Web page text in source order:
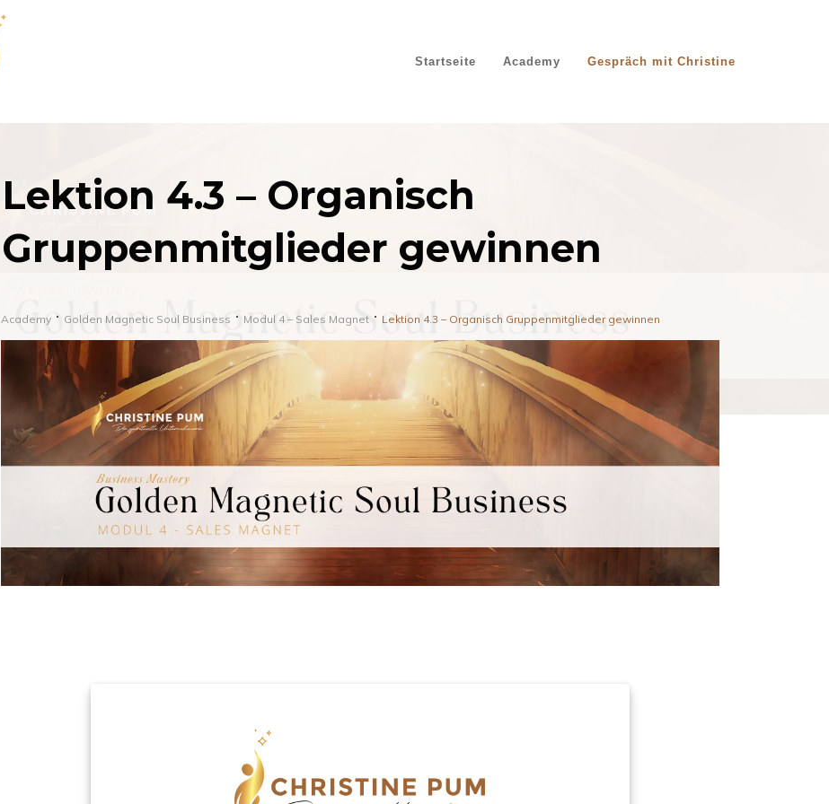
Startseite Academy Gespräch mit Christine
Lektion 4.3 – Organisch
Gruppenmitglieder gewinnen
Academy Golden Magnetic Soul Business Modul 4 – Sales Magnet Lektion 4.3 – Organisch Gruppenmitglieder gewinnen